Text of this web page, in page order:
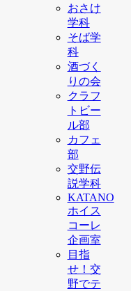
おさけ
学科
そば学
科
酒づく
りの会
クラフ
トビー
ル部
カフェ
部
交野伝
説学科
KATANO
ホイス
コーレ
企画室
目指
せ！交
野でテ